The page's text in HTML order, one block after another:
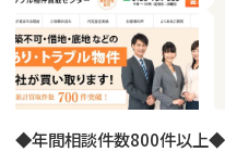
◆年間相談件数800件以上